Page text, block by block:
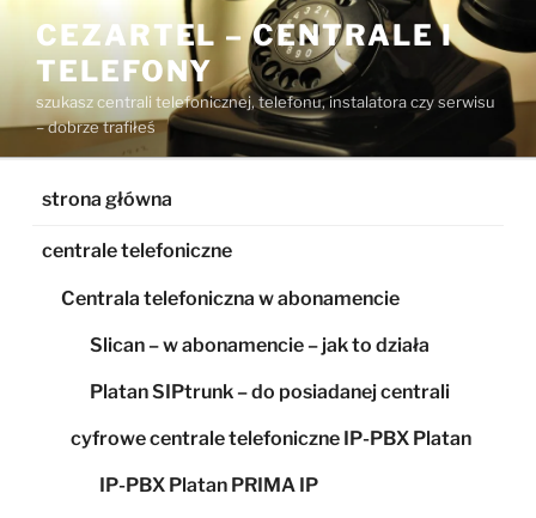
treści
CEZARTEL – CENTRALE I
TELEFONY
szukasz centrali telefonicznej, telefonu, instalatora czy serwisu
– dobrze trafiłeś
strona główna
centrale telefoniczne
Centrala telefoniczna w abonamencie
Slican – w abonamencie – jak to działa
Platan SIPtrunk – do posiadanej centrali
cyfrowe centrale telefoniczne IP-PBX Platan
IP-PBX Platan PRIMA IP